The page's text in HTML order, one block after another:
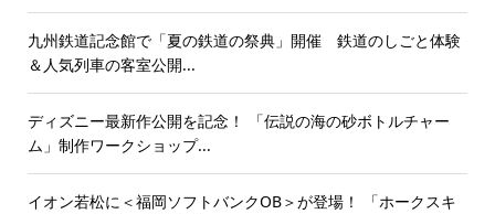
九州鉄道記念館で「夏の鉄道の祭典」開催 鉄道のしごと体験
＆人気列車の客室公開...
ディズニー最新作公開を記念！ 「伝説の海の砂ボトルチャー
ム」制作ワークショップ...
イオン若松に＜福岡ソフトバンクOB＞が登場！ 「ホークスキ